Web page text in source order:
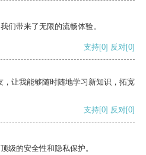
们带来了无限的流畅体验。
支持[0] 反对[0]
让我能够随时随地学习新知识，拓宽
支持[0] 反对[0]
级的安全性和隐私保护。